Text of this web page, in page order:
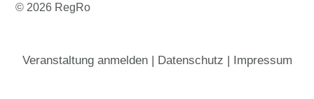
© 2026 RegRo
Veranstaltung anmelden| Datenschutz | Impressum